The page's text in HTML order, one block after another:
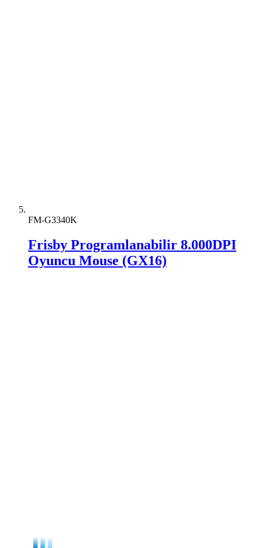
FM-G3340K
Frisby Programlanabilir 8.000DPI
Oyuncu Mouse (GX16)